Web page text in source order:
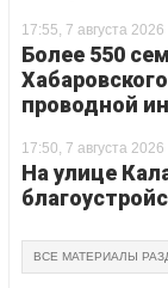
17:55, 7 августа 2026
Более 550
проводной
17:50, 7 августа 2026
На улице
ВСЕ МАТЕРИАЛЫ